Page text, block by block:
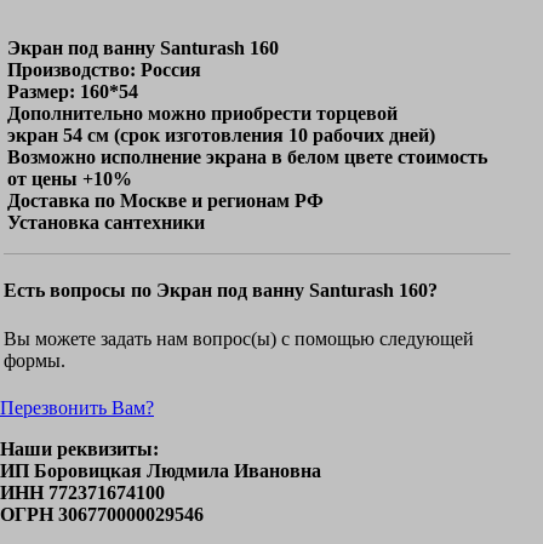
Экран под ванну Santurash 160
Производство: Россия
Размер: 160*54
Дополнительно можно приобрести торцевой
экран 54 см (срок изготовления 10 рабочих дней)
Возможно исполнение экрана в белом цвете стоимость
от цены +10%
Доставка по Москве и регионам РФ
Установка сантехники
Есть вопросы по Экран под ванну Santurash 160?
Вы можете задать нам вопрос(ы) с помощью следующей
формы.
Перезвонить Вам?
Наши реквизиты:
ИП Боровицкая Людмила Ивановна
ИНН 772371674100
ОГРН 306770000029546